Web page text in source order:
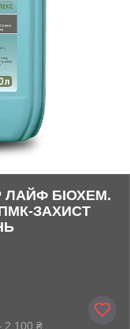
ЛАЙФ БІОХЕМ.
ЗАХИСТ
2 100 ₴